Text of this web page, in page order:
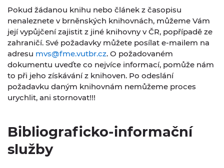
Pokud žádanou knihu nebo článek z časopisu
nenaleznete v brněnských knihovnách, můžeme Vám
její vypůjčení zajistit z jiné knihovny v ČR, popřípadě ze
zahraničí. Své požadavky můžete posílat e-mailem na
adresu mvs@fme.vutbr.cz. O požadovaném
dokumentu uveďte co nejvíce informací, pomůže nám
to při jeho získávání z knihoven. Po odeslání
požadavku daným knihovnám nemůžeme proces
urychlit, ani stornovat!!!
Bibliograficko-informační
služby